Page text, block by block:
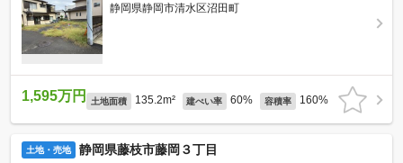
静岡県静岡市清水区沼田町
1,595万円 土地面積 135.2m² 建ぺい率 60% 容積率 160%
土地・売地 静岡県藤枝市藤岡３丁目